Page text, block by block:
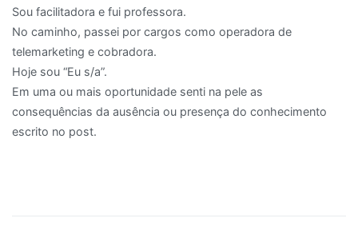
Sou facilitadora e fui professora.
No caminho, passei por cargos como operadora de
telemarketing e cobradora.
Hoje sou “Eu s/a”.
Em uma ou mais oportunidade senti na pele as
consequências da ausência ou presença do conhecimento
escrito no post.